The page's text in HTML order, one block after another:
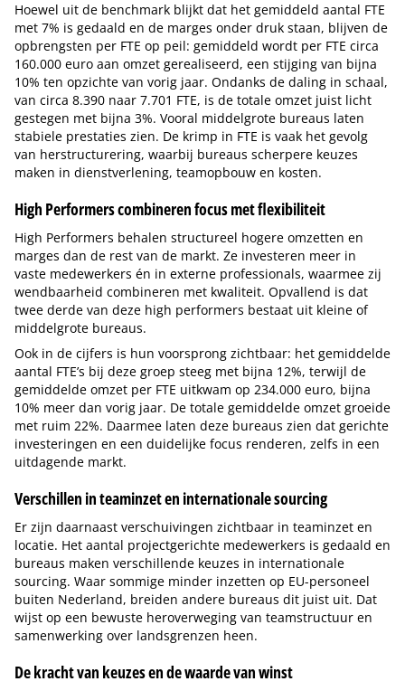
Hoewel uit de benchmark blijkt dat het gemiddeld aantal FTE
met 7% is gedaald en de marges onder druk staan, blijven de
opbrengsten per FTE op peil: gemiddeld wordt per FTE circa
160.000 euro aan omzet gerealiseerd, een stijging van bijna
10% ten opzichte van vorig jaar. Ondanks de daling in schaal,
van circa 8.390 naar 7.701 FTE, is de totale omzet juist licht
gestegen met bijna 3%. Vooral middelgrote bureaus laten
stabiele prestaties zien. De krimp in FTE is vaak het gevolg
van herstructurering, waarbij bureaus scherpere keuzes
maken in dienstverlening, teamopbouw en kosten.
High Performers combineren focus met flexibiliteit
High Performers behalen structureel hogere omzetten en
marges dan de rest van de markt. Ze investeren meer in
vaste medewerkers én in externe professionals, waarmee zij
wendbaarheid combineren met kwaliteit. Opvallend is dat
twee derde van deze high performers bestaat uit kleine of
middelgrote bureaus.
Ook in de cijfers is hun voorsprong zichtbaar: het gemiddelde
aantal FTE’s bij deze groep steeg met bijna 12%, terwijl de
gemiddelde omzet per FTE uitkwam op 234.000 euro, bijna
10% meer dan vorig jaar. De totale gemiddelde omzet groeide
met ruim 22%. Daarmee laten deze bureaus zien dat gerichte
investeringen en een duidelijke focus renderen, zelfs in een
uitdagende markt.
Verschillen in teaminzet en internationale sourcing
Er zijn daarnaast verschuivingen zichtbaar in teaminzet en
locatie. Het aantal projectgerichte medewerkers is gedaald en
bureaus maken verschillende keuzes in internationale
sourcing. Waar sommige minder inzetten op EU-personeel
buiten Nederland, breiden andere bureaus dit juist uit. Dat
wijst op een bewuste heroverweging van teamstructuur en
samenwerking over landsgrenzen heen.
De kracht van keuzes en de waarde van winst